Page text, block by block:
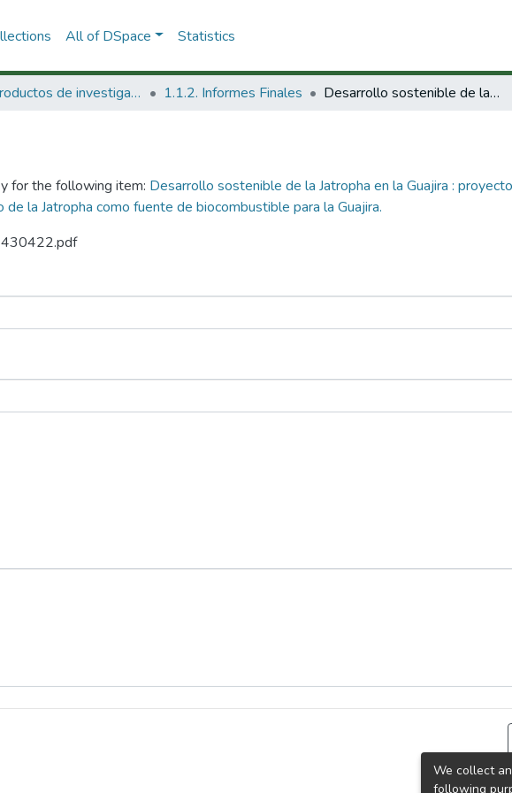
All of DSpace Statistics
1.1 Productos de investigación 1.1.2. Informes Finales Desarrollo sostenible de la Jatropha en la Guajira : proyecto 1 : desarrollo de un modelo productivo ecoeficiente para el aprovechamiento de la Jatropha como fuente de biocombustible para la Guajira.
for the following item: Desarrollo sostenible de la Jatropha en la Guajira :
la Jatropha como fuente de biocombustible para la Guajira.
We collect
following